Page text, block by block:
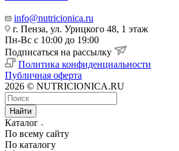
info@nutricionica.ru
г. Пенза, ул. Урицкого 48, 1 этаж
Пн-Вс с 10:00 до 19:00
Подписаться на рассылку
Политика конфиденциальности
Публичная оферта
2026 © NUTRICIONICA.RU
Найти
Каталог
По всему сайту
По каталогу